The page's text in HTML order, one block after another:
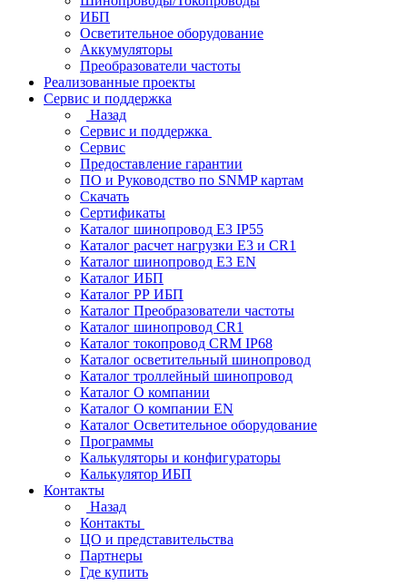
ИБП
Осветительное оборудование
Аккумуляторы
Преобразователи частоты
Реализованные проекты
Сервис и поддержка
Назад
Сервис и поддержка
Сервис
Предоставление гарантии
ПО и Руководство по SNMP картам
Скачать
Сертификаты
Каталог шинопровод E3 IP55
Каталог расчет нагрузки Е3 и CR1
Каталог шинопровод E3 EN
Каталог ИБП
Каталог РР ИБП
Каталог Преобразователи частоты
Каталог шинопровод CR1
Каталог токопровод CRM IP68
Каталог осветительный шинопровод
Каталог троллейный шинопровод
Каталог О компании
Каталог О компании EN
Каталог Осветительное оборудование
Программы
Калькуляторы и конфигураторы
Калькулятор ИБП
Контакты
Назад
Контакты
ЦО и представительства
Партнеры
Где купить